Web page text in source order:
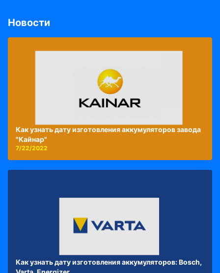
Новости
Как узнать дату изготовления аккумуляторов завода
"Кайнар"
7/22/2022
Как узнать дату изготовления аккумуляторов: Bosch,